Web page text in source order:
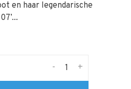
en haar legendarische
+
-